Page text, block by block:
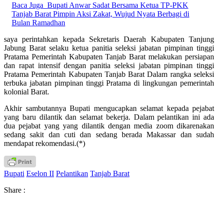
Baca Juga Bupati Anwar Sadat Bersama Ketua TP-PKK
Tanjab Barat Pimpin Aksi Zakat, Wujud Nyata Berbagi di
Bulan Ramadhan
saya perintahkan kepada Sekretaris Daerah Kabupaten Tanjung
Jabung Barat selaku ketua panitia seleksi jabatan pimpinan tinggi
Pratama Pemerintah Kabupaten Tanjab Barat melakukan persiapan
dan rapat intensif dengan panitia seleksi jabatan pimpinan tinggi
Pratama Pemerintah Kabupaten Tanjab Barat Dalam rangka seleksi
terbuka jabatan pimpinan tinggi Pratama di lingkungan pemerintah
kolonial Barat.
Akhir sambutannya Bupati mengucapkan selamat kepada pejabat
yang baru dilantik dan selamat bekerja. Dalam pelantikan ini ada
dua pejabat yang yang dilantik dengan media zoom dikarenakan
sedang sakit dan cuti dan sedang berada Makassar dan sudah
mendapat rekomendasi.(*)
Bupati Eselon II Pelantikan Tanjab Barat
Share :